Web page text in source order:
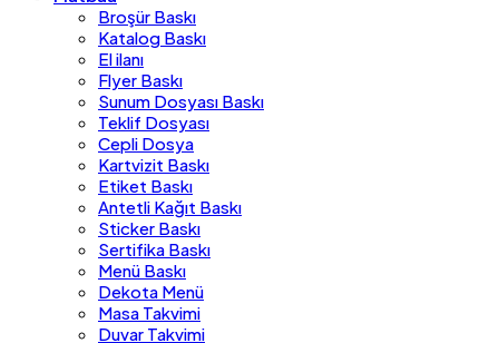
Broşür Baskı
Katalog Baskı
El ilanı
Flyer Baskı
Sunum Dosyası Baskı
Teklif Dosyası
Cepli Dosya
Kartvizit Baskı
Etiket Baskı
Antetli Kağıt Baskı
Sticker Baskı
Sertifika Baskı
Menü Baskı
Dekota Menü
Masa Takvimi
Duvar Takvimi